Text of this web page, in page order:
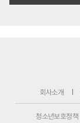
회사소개
청소년보호정책